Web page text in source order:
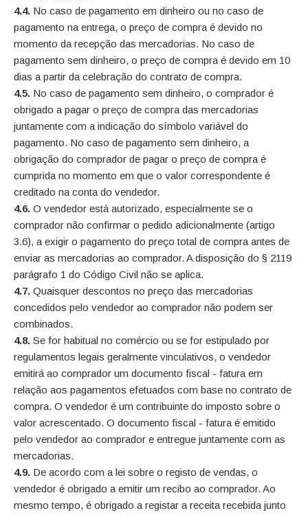
4.4. No caso de pagamento em dinheiro ou no caso de
pagamento na entrega, o preço de compra é devido no
momento da recepção das mercadorias. No caso de
pagamento sem dinheiro, o preço de compra é devido em 10
dias a partir da celebração do contrato de compra.
4.5. No caso de pagamento sem dinheiro, o comprador é
obrigado a pagar o preço de compra das mercadorias
juntamente com a indicação do símbolo variável do
pagamento. No caso de pagamento sem dinheiro, a
obrigação do comprador de pagar o preço de compra é
cumprida no momento em que o valor correspondente é
creditado na conta do vendedor.
4.6.O vendedor está autorizado, especialmente se o
comprador não confirmar o pedido adicionalmente (artigo
3.6), a exigir o pagamento do preço total de compra antes de
enviar as mercadorias ao comprador. A disposição do § 2119
parágrafo 1 do Código Civil não se aplica.
4.7.Quaisquer descontos no preço das mercadorias
concedidos pelo vendedor ao comprador não podem ser
combinados.
4.8.Se for habitual no comércio ou se for estipulado por
regulamentos legais geralmente vinculativos, o vendedor
emitirá ao comprador um documento fiscal - fatura em
relação aos pagamentos efetuados com base no contrato de
compra. O vendedor é um contribuinte do imposto sobre o
valor acrescentado. O documento fiscal - fatura é emitido
pelo vendedor ao comprador e entregue juntamente com as
mercadorias.
4.9. De acordo com a lei sobre o registo de vendas, o
vendedor é obrigado a emitir um recibo ao comprador. Ao
mesmo tempo, é obrigado a registar a receita recebida junto